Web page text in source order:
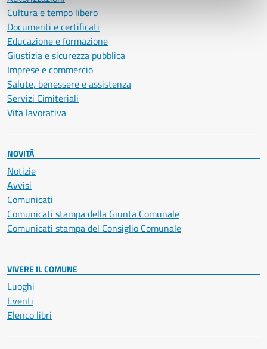
Cultura e tempo libero
Documenti e certificati
Educazione e formazione
Giustizia e sicurezza pubblica
Imprese e commercio
Salute, benessere e assistenza
Servizi Cimiteriali
Vita lavorativa
NOVITÀ
Notizie
Avvisi
Comunicati
Comunicati stampa della Giunta Comunale
Comunicati stampa del Consiglio Comunale
VIVERE IL COMUNE
Luoghi
Eventi
Elenco libri